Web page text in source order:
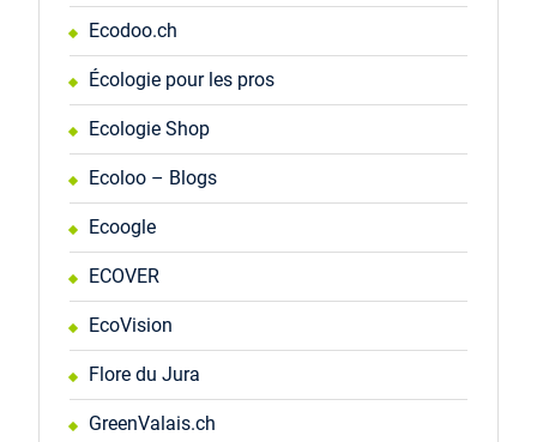
Ecodoo.ch
Écologie pour les pros
Ecologie Shop
Ecoloo – Blogs
Ecoogle
ECOVER
EcoVision
Flore du Jura
GreenValais.ch